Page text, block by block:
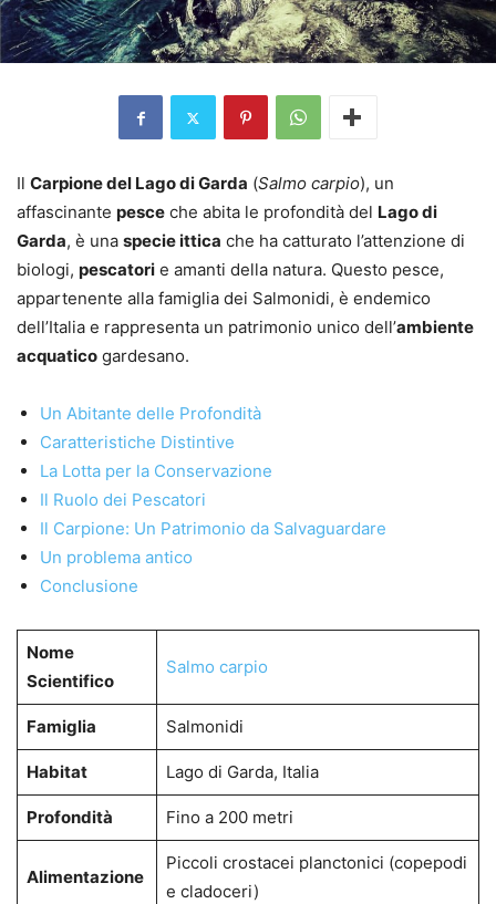
Il Carpione del Lago di Garda (Salmo carpio), un
affascinante pesce che abita le profondità del Lago di
Garda, è una specie ittica che ha catturato l’attenzione di
biologi, pescatori e amanti della natura. Questo pesce,
appartenente alla famiglia dei Salmonidi, è endemico
dell’Italia e rappresenta un patrimonio unico dell’ambiente
acquatico gardesano.
Un Abitante delle Profondità
Caratteristiche Distintive
La Lotta per la Conservazione
Il Ruolo dei Pescatori
Il Carpione: Un Patrimonio da Salvaguardare
Un problema antico
Conclusione
Nome
Scientifico
Salmo carpio
Famiglia Salmonidi
Habitat Lago di Garda, Italia
Profondità Fino a 200 metri
Alimentazione
Piccoli crostacei planctonici (copepodi
e cladoceri)